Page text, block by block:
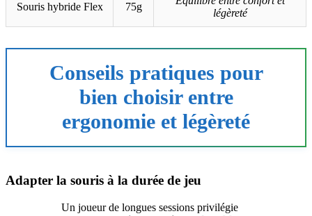
Souris hybride Flex 75g
légèreté
Conseils pratiques pour
bien choisir entre
ergonomie et légèreté
Adapter la souris à la durée de jeu
Un joueur de longues sessions privilégie